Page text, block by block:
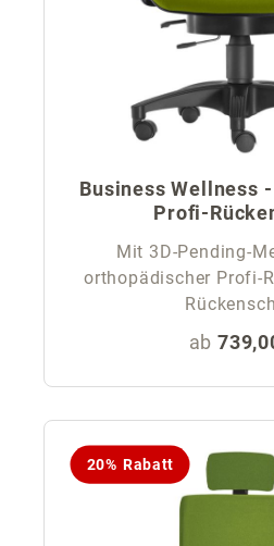
Business Wellness
Profi-
Mit 3D-Pending-
orthopädischer Profi-
ab
20% Rabatt